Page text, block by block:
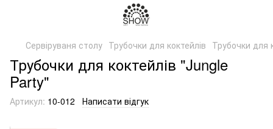
Сервіруваня столу Трубочки для коктейлів Трубочки для
Трубочки для коктейлів "Jungle
Party"
Артикул: 10-012 Написати відгук